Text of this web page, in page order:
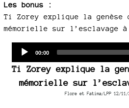
Les bonus :
Ti Zorey explique la genèse
mémorielle sur l’esclavage
Current
00:00
Ti Zorey explique la
mémorielle sur
Flore et Fatima/LPP 12/11/